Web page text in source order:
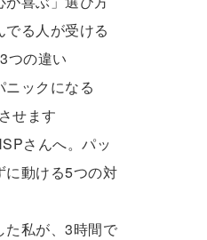
る人が受ける
つの違い
ックになる
せます
さんへ。パッ
に動ける5つの対
た私が、3時間で